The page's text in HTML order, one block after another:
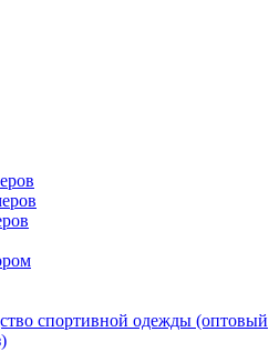
спортивной одежды (оптовый